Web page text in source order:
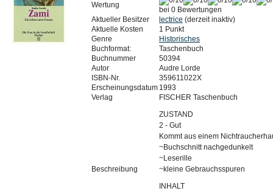
Wertung
bei 0 Bewertungen
Aktueller Besitzer
lectrice (derzeit inaktiv)
Aktuelle Kosten
1 Punkt
Genre
Historisches
Buchformat:
Taschenbuch
Buchnummer
50394
Autor
Audre Lorde
ISBN-Nr.
359611022X
Erscheinungsdatum 1993
Verlag
FISCHER Taschenbuch
Beschreibung
ZUSTAND
2 - Gut
Kommt aus einem
~Buchschnitt nachgedunkelt
~Leserille
~kleine Gebrauchsspuren
INHALT